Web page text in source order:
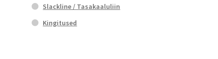
Slackline / Tasakaaluliin
Kingitused